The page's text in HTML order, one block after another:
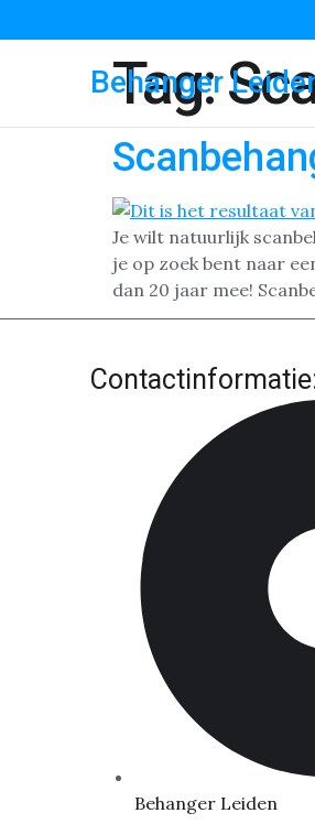
Behanger
Tag:
Je wilt natuurlijk
je op zoek bent naar
dan 20 jaar mee!
Behanger Leiden